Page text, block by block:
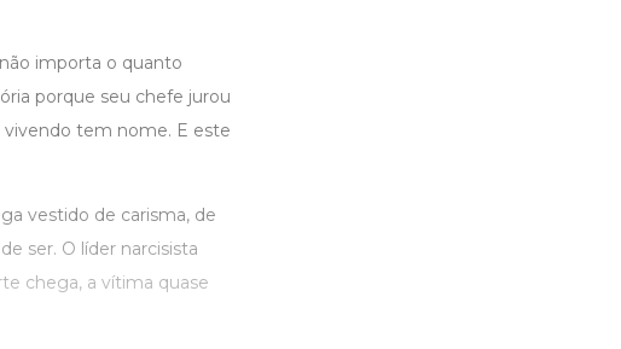
importa o quanto
porque seu chefe jurou
tem nome. E este
vestido de carisma, de
ser. O líder narcisista
chega, a vítima quase